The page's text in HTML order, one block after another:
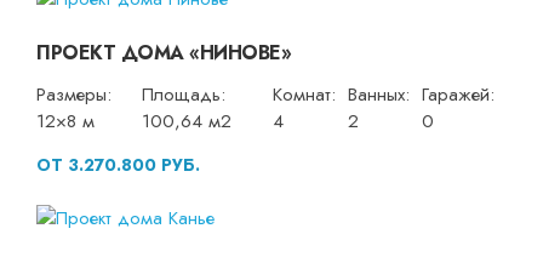
ПРОЕКТ ДОМА «НИНОВЕ»
Размеры:
12×8 м
Площадь:
100,64 м2
Комнат:
4
Ванных:
2
Гаражей:
0
ОТ 3.270.800 РУБ.